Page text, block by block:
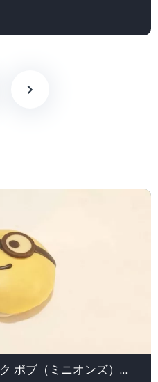
【期間限定】バナナミルク ボブ（ミニオンズ）｜クリスピークリームドーナツ